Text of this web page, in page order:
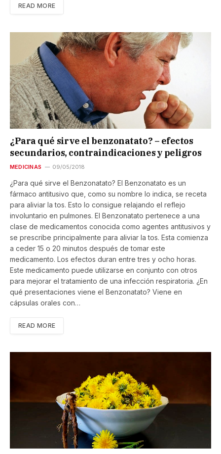
READ MORE
¿Para qué sirve el benzonatato? – efectos
secundarios, contraindicaciones y peligros
MEDICINAS 09/05/2018
¿Para qué sirve el Benzonatato? El Benzonatato es un
fármaco antitusivo que, como su nombre lo indica, se receta
para aliviar la tos. Esto lo consigue relajando el reflejo
involuntario en pulmones. El Benzonatato pertenece a una
clase de medicamentos conocida como agentes antitusivos y
se prescribe principalmente para aliviar la tos. Esta comienza
a ceder 15 o 20 minutos después de tomar este
medicamento. Los efectos duran entre tres y ocho horas.
Este medicamento puede utilizarse en conjunto con otros
para mejorar el tratamiento de una infección respiratoria. ¿En
qué presentaciones viene el Benzonatato? Viene en
cápsulas orales con…
READ MORE